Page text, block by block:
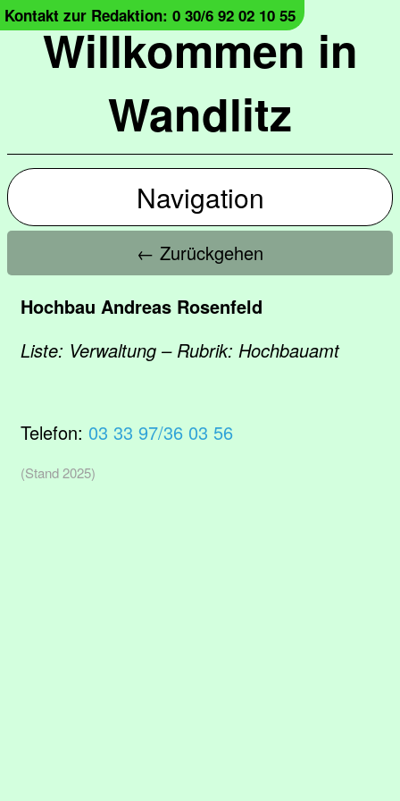
Willkommen in
Wandlitz
Kontakt zur Redaktion: 0 30/6 92 02 10 55
Navigation
← Zurückgehen
Hochbau Andreas Rosenfeld
Liste: Verwaltung – Rubrik: Hochbauamt
Telefon: 03 33 97/36 03 56
(Stand 2025)